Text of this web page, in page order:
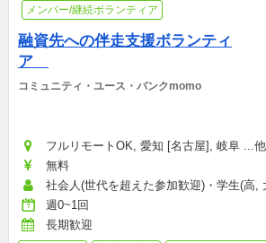
メンバー/継続ボランティア
融資先への伴走支援ボランティ
ア
コミュニティ・ユース・バンクmomo
フルリモートOK, 愛知 [名古屋], 岐阜 ...
無料
社会人(世代を超えた参加歓迎)・学生(高,
週0~1回
長期歓迎